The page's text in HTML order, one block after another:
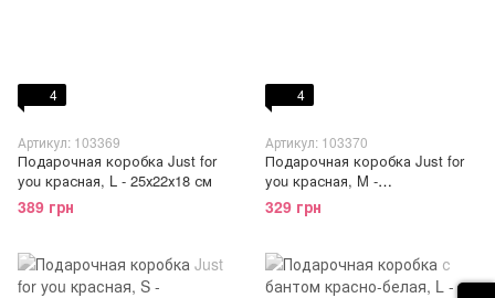
4
Артикул: 103369
Подарочная коробка Just for
you красная, L - 25х22х18 см
389 грн
4
Артикул: 103370
Подарочная коробка Just for
you красная, M -
19,5х19,5х16,5 см
329 грн